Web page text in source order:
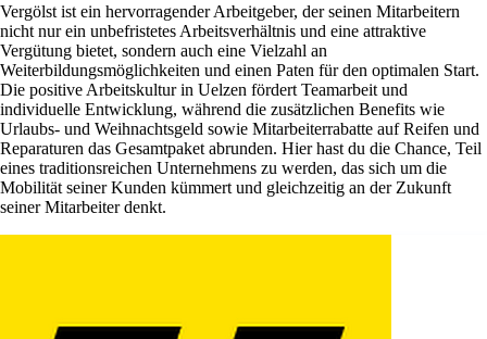
Vergölst ist ein hervorragender Arbeitgeber, der seinen Mitarbeitern
nicht nur ein unbefristetes Arbeitsverhältnis und eine attraktive
Vergütung bietet, sondern auch eine Vielzahl an
Weiterbildungsmöglichkeiten und einen Paten für den optimalen Start.
Die positive Arbeitskultur in Uelzen fördert Teamarbeit und
individuelle Entwicklung, während die zusätzlichen Benefits wie
Urlaubs- und Weihnachtsgeld sowie Mitarbeiterrabatte auf Reifen und
Reparaturen das Gesamtpaket abrunden. Hier hast du die Chance, Teil
eines traditionsreichen Unternehmens zu werden, das sich um die
Mobilität seiner Kunden kümmert und gleichzeitig an der Zukunft
seiner Mitarbeiter denkt.